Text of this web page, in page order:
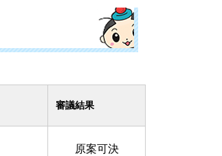
審議結果
原案可決